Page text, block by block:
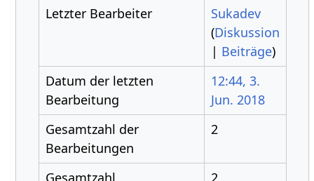
Letzter Bearbeiter
Sukadev
(Diskussion
| Beiträge)
Datum der letzten
Bearbeitung
12:44, 3.
Jun. 2018
Gesamtzahl der
Bearbeitungen
2
Gesamtzahl 2